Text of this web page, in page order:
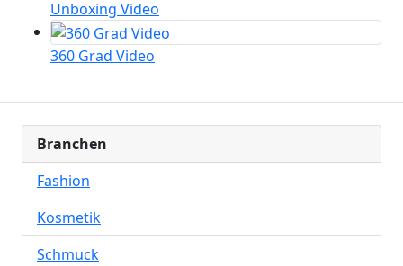
Unboxing Video
360 Grad Video
Branchen
Fashion
Kosmetik
Schmuck